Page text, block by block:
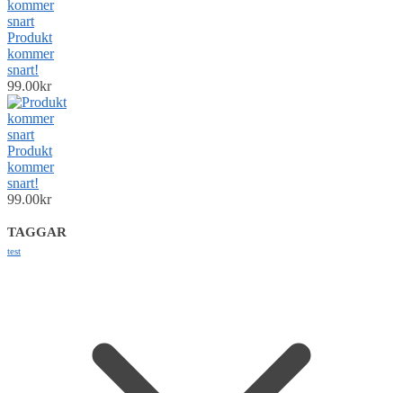
Produkt
kommer
snart!
99.00kr
Produkt
kommer
snart!
99.00kr
TAGGAR
test